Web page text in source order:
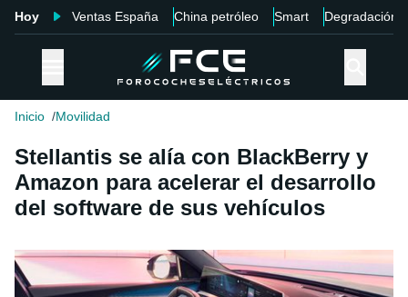
Hoy Ventas España China petróleo Smart Degradación
Inicio Movilidad
Stellantis se alía con BlackBerry y
Amazon para acelerar el desarrollo
del software de sus vehículos